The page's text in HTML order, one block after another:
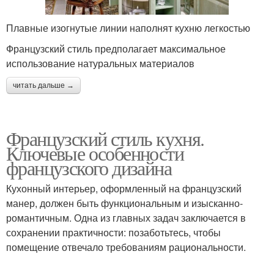
Плавные изогнутые линии наполнят кухню легкостью
Французский стиль предполагает максимальное
использование натуральных материалов
читать дальше →
Французский стиль кухня.
Ключевые особенности
французского дизайна
Кухонный интерьер, оформленный на французский
манер, должен быть функциональным и изысканно-
романтичным. Одна из главных задач заключается в
сохранении практичности: позаботьтесь, чтобы
помещение отвечало требованиям рациональности.